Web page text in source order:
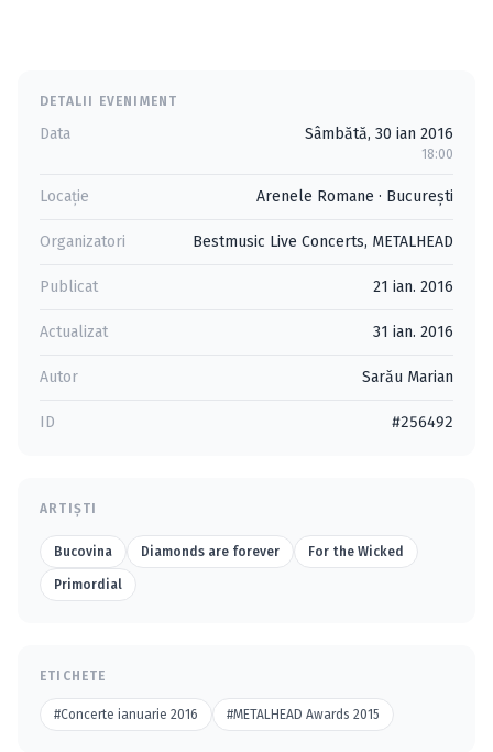
DETALII EVENIMENT
Data Sâmbătă, 30 ian 2016
18:00
Locație Arenele Romane · Bucureşti
Organizatori Bestmusic Live Concerts, METALHEAD
Publicat 21 ian. 2016
Actualizat 31 ian. 2016
Autor Sarău Marian
ID #256492
ARTIȘTI
Bucovina Diamonds are forever For the Wicked
Primordial
ETICHETE
#Concerte ianuarie 2016 #METALHEAD Awards 2015